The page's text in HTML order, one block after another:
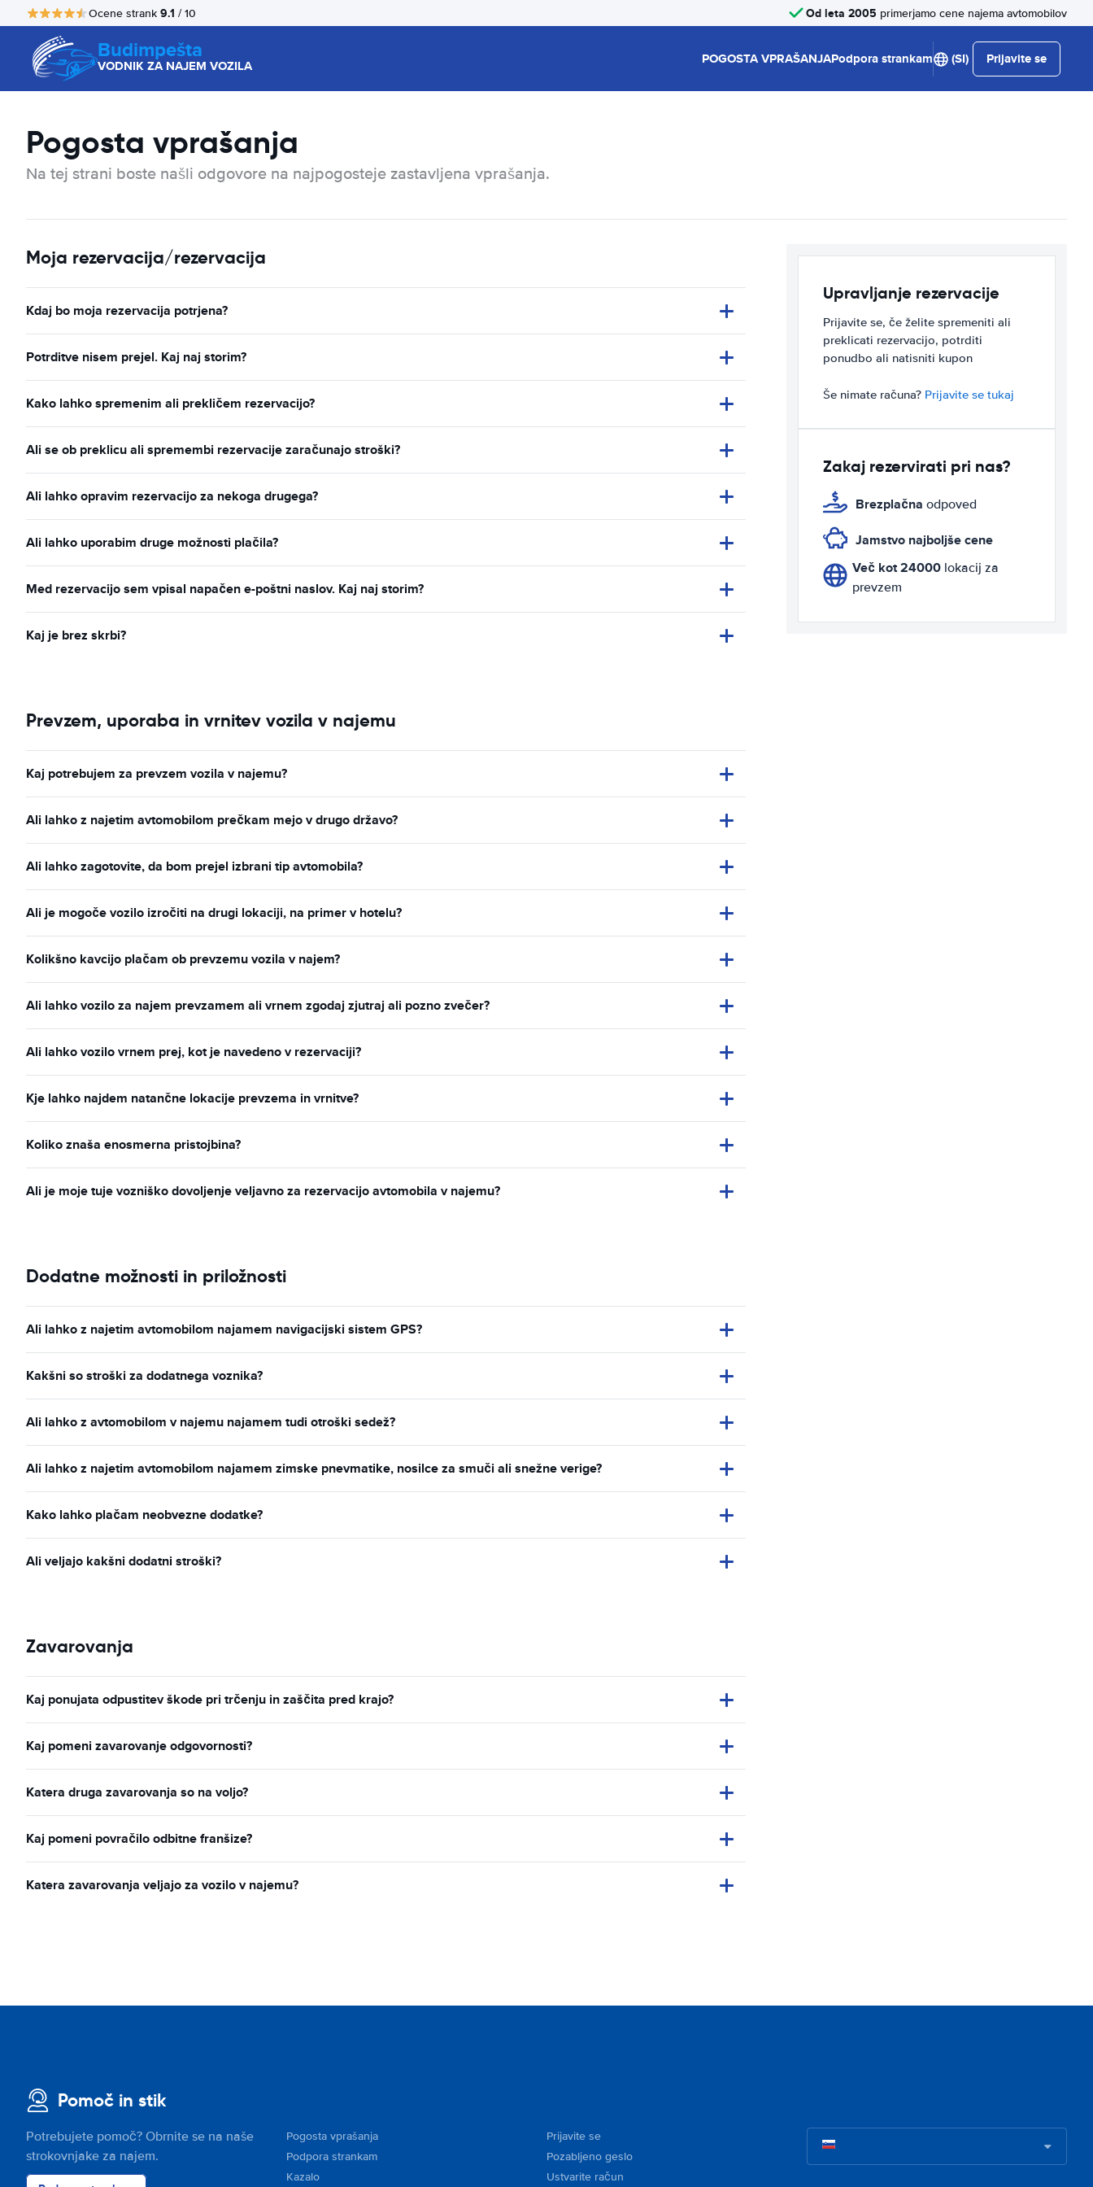
Ocene strank 9.1 / 10 Od leta 2005 primerjamo cene najema avtomobilov
Budimpešta
VODNIK ZA NAJEM VOZILA POGOSTA VPRAŠANJAPodpora strankam (SI) Prijavite se
Pogosta vprašanja
Na tej strani boste našli odgovore na najpogosteje zastavljena vprašanja.
Moja rezervacija/rezervacija
Kdaj bo moja rezervacija potrjena?
Potrditve nisem prejel. Kaj naj storim?
Kako lahko spremenim ali prekličem rezervacijo?
Ali se ob preklicu ali spremembi rezervacije zaračunajo stroški?
Ali lahko opravim rezervacijo za nekoga drugega?
Ali lahko uporabim druge možnosti plačila?
Med rezervacijo sem vpisal napačen e-poštni naslov. Kaj naj storim?
Kaj je brez skrbi?
Prevzem, uporaba in vrnitev vozila v najemu
Kaj potrebujem za prevzem vozila v najemu?
Ali lahko z najetim avtomobilom prečkam mejo v drugo državo?
Ali lahko zagotovite, da bom prejel izbrani tip avtomobila?
Ali je mogoče vozilo izročiti na drugi lokaciji, na primer v hotelu?
Kolikšno kavcijo plačam ob prevzemu vozila v najem?
Ali lahko vozilo za najem prevzamem ali vrnem zgodaj zjutraj ali pozno zvečer?
Ali lahko vozilo vrnem prej, kot je navedeno v rezervaciji?
Kje lahko najdem natančne lokacije prevzema in vrnitve?
Koliko znaša enosmerna pristojbina?
Ali je moje tuje vozniško dovoljenje veljavno za rezervacijo avtomobila v najemu?
Dodatne možnosti in priložnosti
Ali lahko z najetim avtomobilom najamem navigacijski sistem GPS?
Kakšni so stroški za dodatnega voznika?
Ali lahko z avtomobilom v najemu najamem tudi otroški sedež?
Ali lahko z najetim avtomobilom najamem zimske pnevmatike, nosilce za smuči ali snežne verige?
Kako lahko plačam neobvezne dodatke?
Ali veljajo kakšni dodatni stroški?
Zavarovanja
Kaj ponujata odpustitev škode pri trčenju in zaščita pred krajo?
Kaj pomeni zavarovanje odgovornosti?
Katera druga zavarovanja so na voljo?
Kaj pomeni povračilo odbitne franšize?
Katera zavarovanja veljajo za vozilo v najemu?
Upravljanje rezervacije
Prijavite se, če želite spremeniti ali
preklicati rezervacijo, potrditi
ponudbo ali natisniti kupon
Še nimate računa? Prijavite se tukaj
Zakaj rezervirati pri nas?
Brezplačna odpoved
Jamstvo najboljše cene
Več kot 24000lokacij za
prevzem
Pomoč in stik
Potrebujete pomoč? Obrnite se na naše
strokovnjake za najem.
Pogosta vprašanja
Podpora strankam
Kazalo
Prijavite se
Pozabljeno geslo
Ustvarite račun